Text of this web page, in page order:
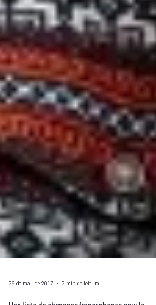
26 de mai. de 2017 2 min de leitura